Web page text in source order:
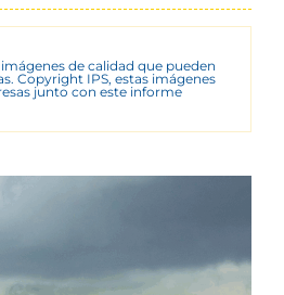
de calidad que pueden
Copyright IPS, estas imágenes
junto con este informe